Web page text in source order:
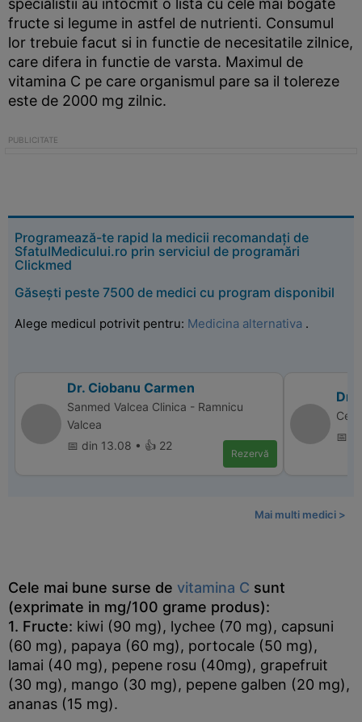
specialistii au intocmit o lista cu cele mai bogate
fructe si legume in astfel de nutrienti. Consumul
lor trebuie facut si in functie de necesitatile zilnice,
care difera in functie de varsta. Maximul de
vitamina C pe care organismul pare sa il tolereze
este de 2000 mg zilnic.
Programează-te rapid la medicii recomandați de
SfatulMedicului.ro prin serviciul de programări
Clickmed
Găsești peste 7500 de medici cu program disponibil
Alege medicul potrivit pentru: Medicina alternativa .
Dr. Ciobanu Carmen
Sanmed Valcea Clinica - Ramnicu
Valcea
📅 din 13.08 • 👍 22
Rezervă
Dr.
📅
Mai multi medici >
Cele mai bune surse de vitamina C sunt
(exprimate in mg/100 grame produs):
1. Fructe: kiwi (90 mg), lychee (70 mg), capsuni
(60 mg), papaya (60 mg), portocale (50 mg),
lamai (40 mg), pepene rosu (40mg), grapefruit
(30 mg), mango (30 mg), pepene galben (20 mg),
ananas (15 mg).